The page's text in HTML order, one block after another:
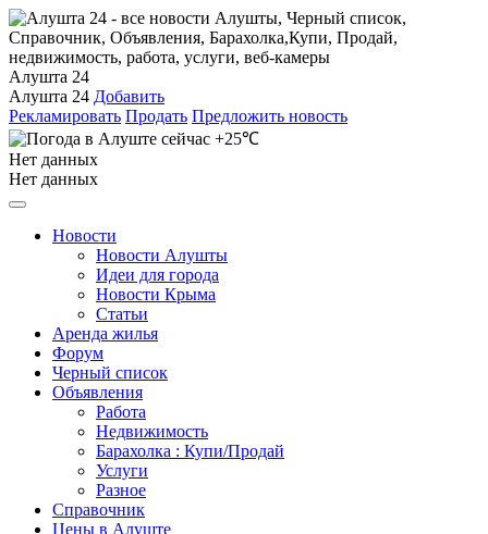
Алушта 24
Алушта 24 Добавить
Рекламировать Продать Предложить новость
+25℃
Нет данных
Нет данных
Новости
Новости Алушты
Идеи для города
Новости Крыма
Статьи
Аренда жилья
Форум
Черный список
Объявления
Работа
Недвижимость
Барахолка : Купи/Продай
Услуги
Разное
Справочник
Цены в Алуште